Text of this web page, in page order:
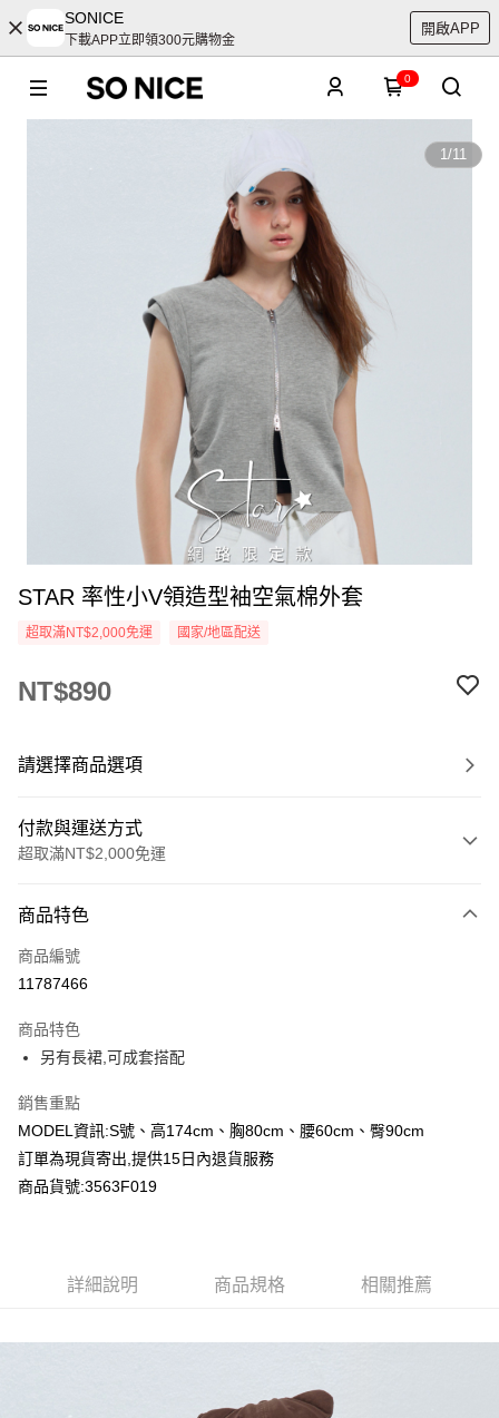
SONICE
下載APP立即領300元購物金
開啟APP
0
1/11
STAR 率性小V領造型袖空氣棉外套
超取滿NT$2,000免運 國家/地區配送
NT$890
請選擇商品選項
付款與運送方式
超取滿NT$2,000免運
信用卡一次付款
超商取貨付款
Apple Pay
Google Pay
運送方式
全家付款取貨
每筆NT$80，滿NT$2,000(含以上)免運費
商品特色
商品編號
11787466
商品特色
另有長裙,可成套搭配
銷售重點
MODEL資訊:S號、高174cm、胸80cm、腰60cm、臀90cm
訂單為現貨寄出,提供15日內退貨服務
商品貨號:3563F019
詳細說明 商品規格 相關推薦